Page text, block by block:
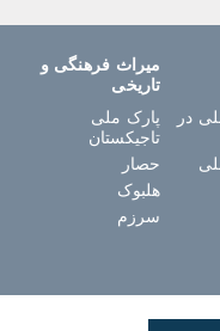
در
میراث فرهنگی و
تاریخی
پارک ملی
تاجیکستان
حصار
هلبوک
سرزم